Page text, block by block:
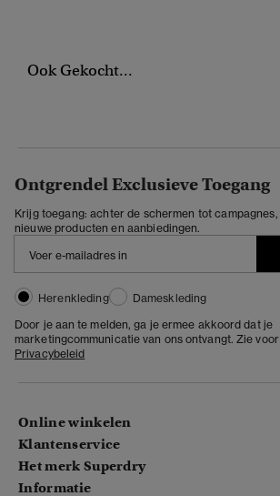
Ook Gekocht...
Ontgrendel Exclusieve Toegang
Krijg toegang: achter de schermen tot
nieuwe producten en aanbiedingen.
Herenkleding
Dameskleding
Door je aan te melden, ga je ermee akkoord dat je
marketingcommunicatie van ons ontvangt. Zie
Privacybeleid
Online winkelen
Klantenservice
Het merk Superdry
Informatie